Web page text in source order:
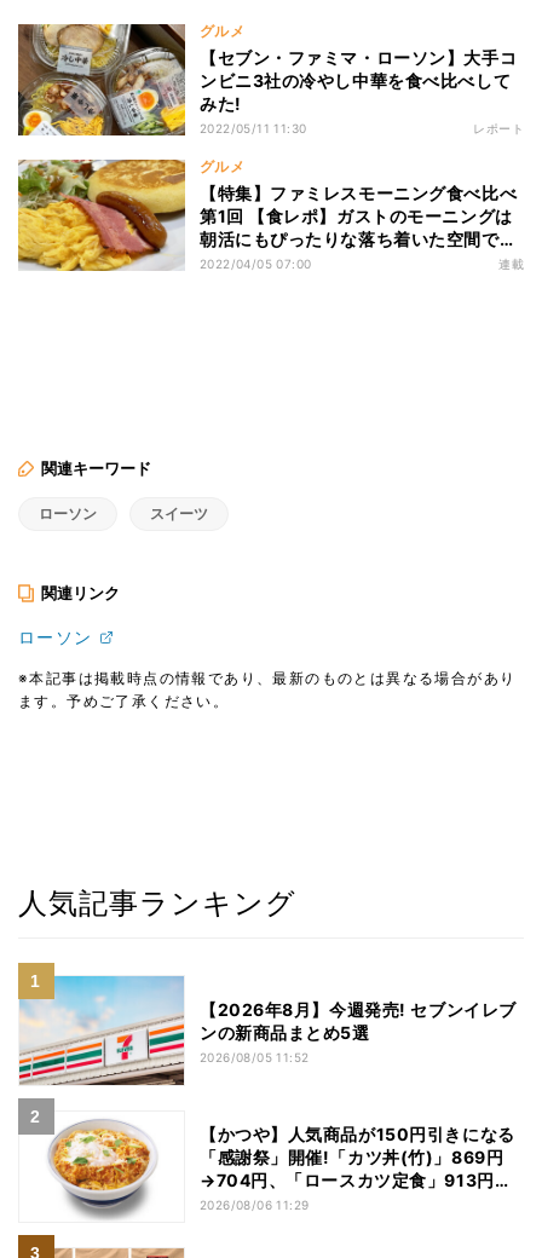
グルメ
【セブン・ファミマ・ローソン】大手コ
ンビニ3社の冷やし中華を食べ比べして
みた!
2022/05/11 11:30 レポート
グルメ
【特集】ファミレスモーニング食べ比べ
第1回 【食レポ】ガストのモーニングは
朝活にもぴったりな落ち着いた空間でし
た
2022/04/05 07:00 連載
関連キーワード
ローソン スイーツ
関連リンク
ローソン
※本記事は掲載時点の情報であり、最新のものとは異なる場合があり
ます。予めご了承ください。
人気記事ランキング
【2026年8月】今週発売! セブンイレブ
ンの新商品まとめ5選
2026/08/05 11:52
【かつや】人気商品が150円引きになる
「感謝祭」開催!「カツ丼(竹)」869円
→704円、「ロースカツ定食」913円
→748円に - 8日間限定
2026/08/06 11:29